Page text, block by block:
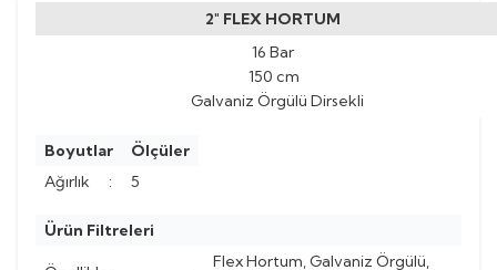
2" FLEX HORTUM
16 Bar
150 cm
Galvaniz Örgülü Dirsekli
Boyutlar
Ölçüler
Ağırlık
: 5
Ürün Filtreleri
Flex Hortum, Galvaniz Örgülü,